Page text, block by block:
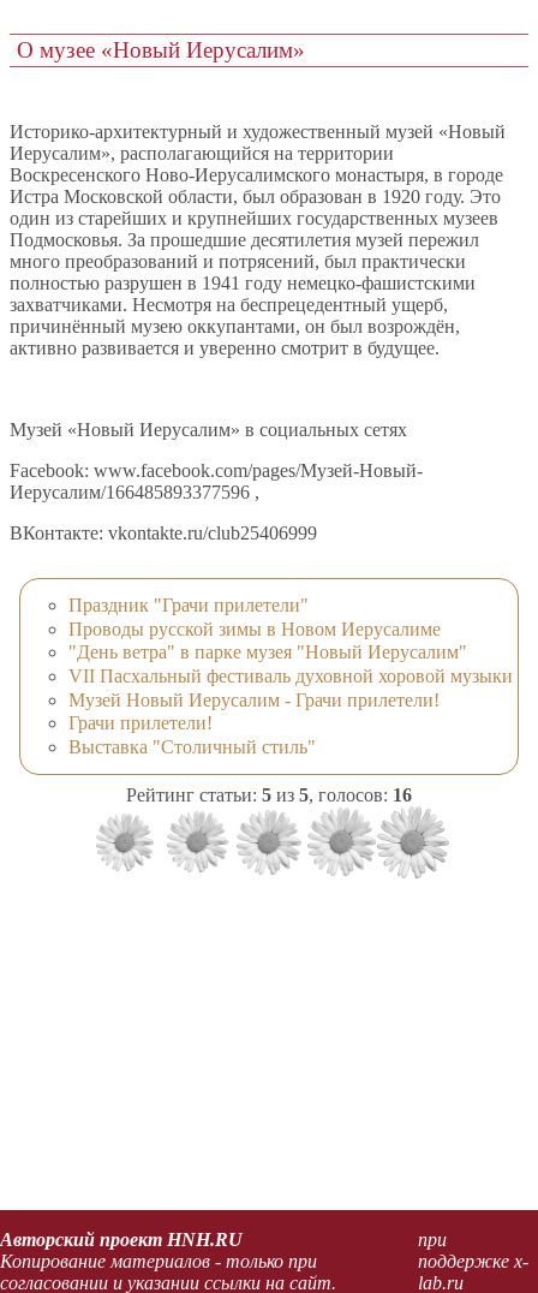
О музее «Новый Иерусалим»
Историко-архитектурный и художественный музей «Новый
Иерусалим», располагающийся на территории
Воскресенского Ново-Иерусалимского монастыря, в городе
Истра Московской области, был образован в 1920 году. Это
один из старейших и крупнейших государственных музеев
Подмосковья. За прошедшие десятилетия музей пережил
много преобразований и потрясений, был практически
полностью разрушен в 1941 году немецко-фашистскими
захватчиками. Несмотря на беспрецедентный ущерб,
причинённый музею оккупантами, он был возрождён,
активно развивается и уверенно смотрит в будущее.
Музей «Новый Иерусалим» в социальных сетях
Facebook: www.facebook.com/pages/Музей-Новый-
Иерусалим/166485893377596 ,
ВКонтакте: vkontakte.ru/club25406999
Праздник "Грачи прилетели"
Проводы русской зимы в Новом Иерусалиме
"День ветра" в парке музея "Новый Иерусалим"
VII Пасхальный фестиваль духовной хоровой музыки
Музей Новый Иерусалим - Грачи прилетели!
Грачи прилетели!
Выставка "Столичный стиль"
Рейтинг статьи: 5 из 5, голосов: 16
Авторский проект HNH.RU
Копирование материалов - только при
согласовании и указании ссылки на сайт.
при
поддержке x-
lab.ru